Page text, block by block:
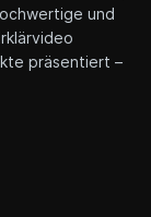
und
präsentiert –